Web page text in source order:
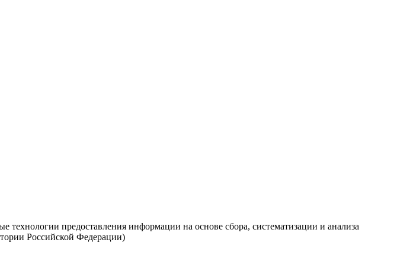
технологии предоставления информации на основе сбора, систематизации и анализа
Российской Федерации)